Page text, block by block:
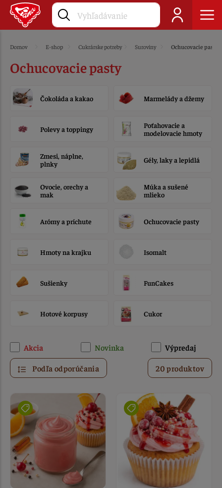
Domov E-shop Cukrárske potreby Suroviny Ochucovacie pasty
Ochucovacie pasty
Čokoláda a kakao Marmelády a džemy
Polevy a toppingy
Poťahovacie a
modelovacie hmoty
Zmesi, náplne,
plnky
Gély, laky a lepidlá
Ovocie, orechy a
mak
Múka a sušené
mlieko
Arómy a príchute Ochucovacie pasty
Hmoty na krajku Isomalt
Sušienky FunCakes
Hotové korpusy Cukor
Akcia Novinka Výpredaj
Podľa odporúčania 20 produktov